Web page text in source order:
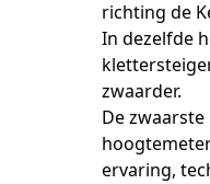
richting de
In dezelfde
zwaarder.
De
ervaring,